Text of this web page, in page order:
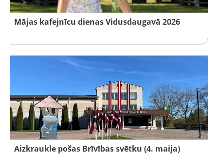
Mājas kafejnīcu dienas Vidusdaugavā 2026
Aizkraukle pošas Brīvības svētku (4. maija)